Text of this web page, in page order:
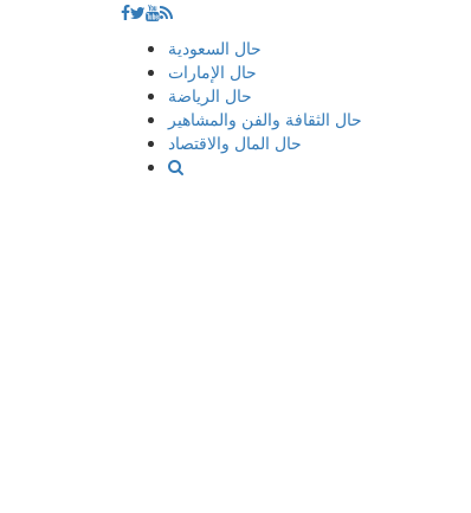
إذهب
المحتوى
حال السعودية
حال الإمارات
حال الرياضة
حال الثقافة والفن والمشاهير
حال المال والاقتصاد